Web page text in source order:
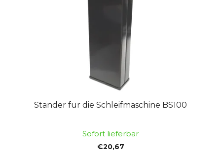
Ständer für die Schleifmaschine BS100
Sofort lieferbar
€20,67